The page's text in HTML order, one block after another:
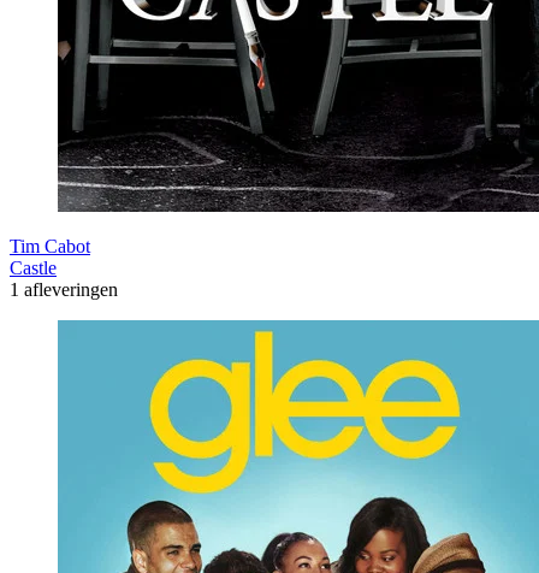
Tim Cabot
Castle
1 afleveringen